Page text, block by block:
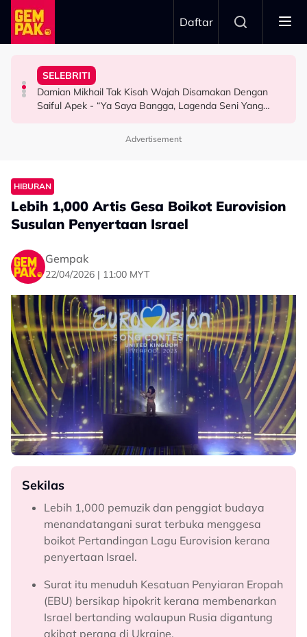
Skip to main content
Daftar
SELEBRITI
Baru Catat Jualan RM2 Juta, Kawan Baik Dedah Khairul
Aming Dah Mula Projek Baharu - "Tolong Suruh Dia
SELEBRITI
Damian Mikhail Tak Kisah Wajah Disamakan Dengan
Saiful Apek - “Ya Saya Bangga, Lagenda Seni Yang
SELEBRITI
Menangis Atas Pentas Terkenang Arwah Ibu, Kakak
Dedah Sikap Yad-Z - “Budak Yang Tak Pernah Nangis
FOODIES LIFE
#FoodiesLife: Teh Tarik, Onde Onde & Bandung Laici
Jadi Inspirasi, Produk Lokal Bakal Masuk 20,000 Kedai
Advertisement
HIBURAN
Lebih 1,000 Artis Gesa Boikot Eurovision
Susulan Penyertaan Israel
Gempak
22/04/2026 | 11:00 MYT
Sekilas
Lebih 1,000 pemuzik dan penggiat budaya
menandatangani surat terbuka menggesa
boikot Pertandingan Lagu Eurovision kerana
penyertaan Israel.
Surat itu menuduh Kesatuan Penyiaran Eropah
(EBU) bersikap hipokrit kerana membenarkan
Israel bertanding walaupun Rusia digantung
akibat perang di Ukraine.